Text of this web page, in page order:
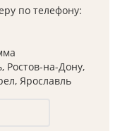
по телефону:
Ростов-на-Дону,
Ярославль